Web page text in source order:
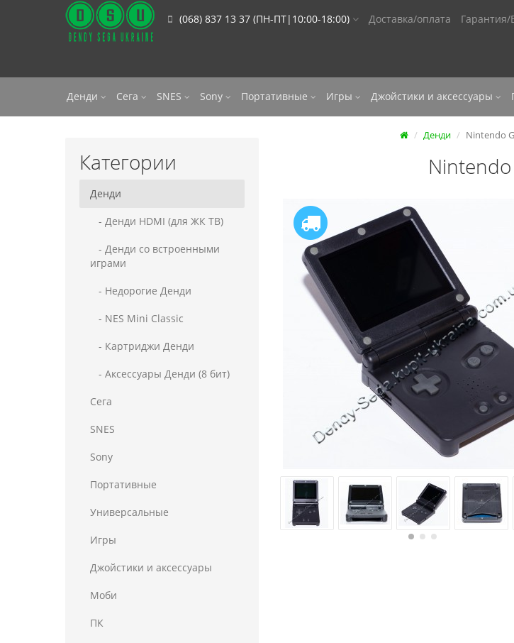
(068) 837 13 37 (ПН-ПТ|10:00-18:00) Доставка/оплата Гарантия/
Денди Сега SNES Sony Портативные Игры Джойстики и аксессуары
Категории
Денди
- Денди HDMI (для ЖК ТВ)
- Денди со встроенными
играми
- Недорогие Денди
- NES Mini Classic
- Картриджи Денди
- Аксессуары Денди (8 бит)
Сега
SNES
Sony
Портативные
Универсальные
Игры
Джойстики и аксессуары
Моби
ПК
Денди Nintendo